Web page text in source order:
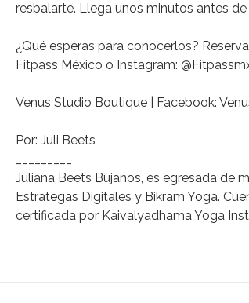
resbalarte. Llega unos minutos antes
¿Qué esperas para conocerlos?
Fitpass México o Instagram:
Venus Studio Boutique | Facebook:
Por: Juli Beets
Juliana Beets Bujanos, es egresada de
Estrategas Digitales y Bikram Yoga.
certificada por Kaivalyadhama Yoga